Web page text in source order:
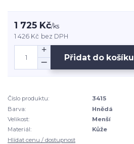
1 725 Kč/ks
1 426 Kč bez DPH
Přidat do košíku
Číslo produktu:
3415
Barva:
Hnědá
Velikost:
Menší
Materiál:
Kůže
Hlídat cenu / dostupnost